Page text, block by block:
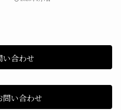
い合わせ
問い合わせ